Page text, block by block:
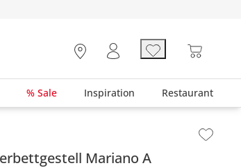
% Sale Inspiration Restaurant
überspringen - Zum Seitenende
Mariano A